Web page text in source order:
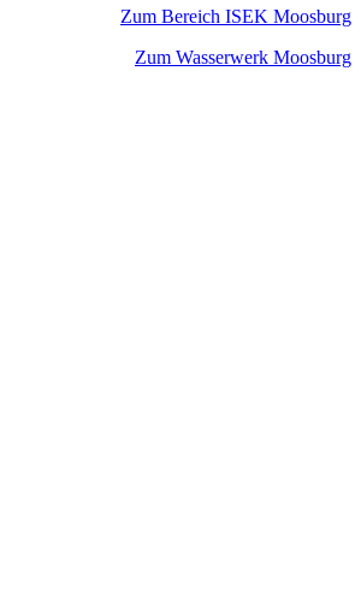
Zum Bereich ISEK Moosburg
Zum Wasserwerk Moosburg